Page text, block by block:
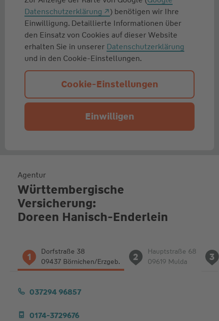
Datenschutzerklärung
) benötigen wir Ihre
Einwilligung. Detaillierte Informationen über
den Einsatz von Cookies auf dieser Website
erhalten Sie in unserer Datenschutzerklärung
und in den Cookie-Einstellungen.
Cookie-Einstellungen
Einwilligen
Agentur
Württembergische
Versicherung:
Doreen Hanisch-Enderlein
Adressen
1
Dorfstraße 38
09437 Börnichen/Erzgeb.
2
Hauptstraße 68
09619 Mulda
3
037294 96857
0174-3729676